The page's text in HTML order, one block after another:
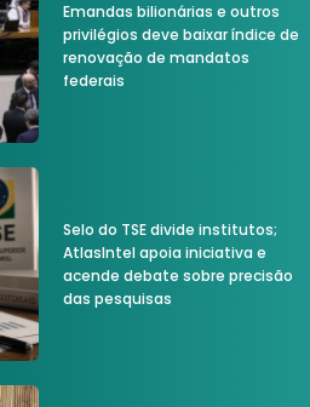
Emandas bilionárias e outros
privilégios deve baixar índice de
renovação de mandatos
federais
Selo do TSE divide institutos;
AtlasIntel apoia iniciativa e
acende debate sobre precisão
das pesquisas